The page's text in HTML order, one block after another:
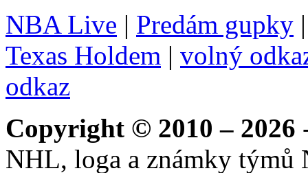
NBA Live | Predám gupky
Texas Holdem | volný
odkaz
Copyright © 2010 – 2026
NHL, loga a známky týmů